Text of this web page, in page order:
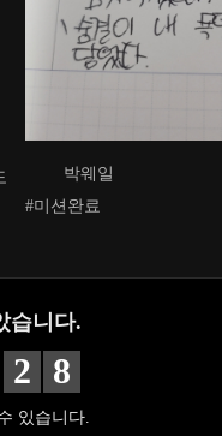
박웨일
#미션완료
습니다.
2 7
있습니다.